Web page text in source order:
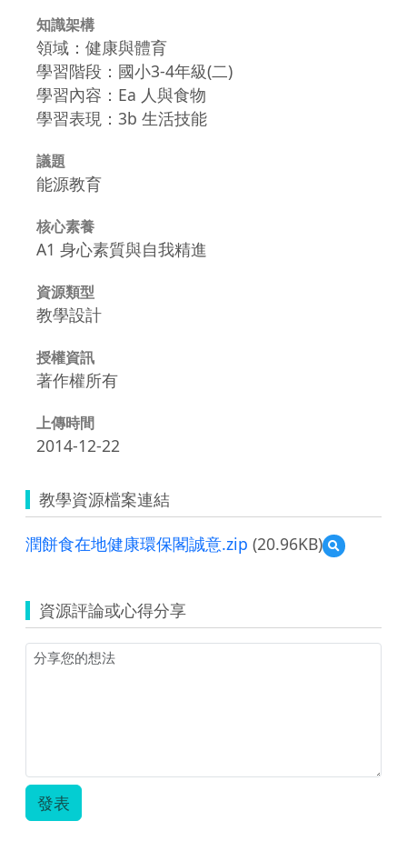
知識架構
領域：健康與體育
學習階段：國小3-4年級(二)
學習內容：Ea 人與食物
學習表現：3b 生活技能
議題
能源教育
核心素養
A1 身心素質與自我精進
資源類型
教學設計
授權資訊
著作權所有
上傳時間
2014-12-22
教學資源檔案連結
潤餅食在地健康環保閣誠意.zip (20.96KB)
預
覽
在
地
資源評論或心得分享
發表